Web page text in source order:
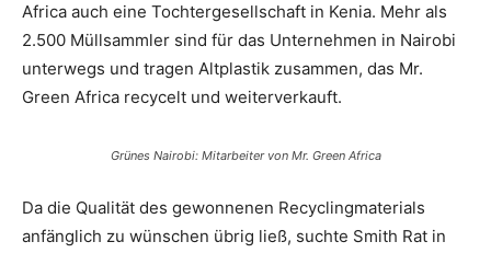
Africa auch eine Tochtergesellschaft in Kenia. Mehr als
2.500 Müllsammler sind für das Unternehmen in Nairobi
unterwegs und tragen Altplastik zusammen, das Mr.
Green Africa recycelt und weiterverkauft.
Grünes Nairobi: Mitarbeiter von Mr. Green Africa
Da die Qualität des gewonnenen Recyclingmaterials
anfänglich zu wünschen übrig ließ, suchte Smith Rat in